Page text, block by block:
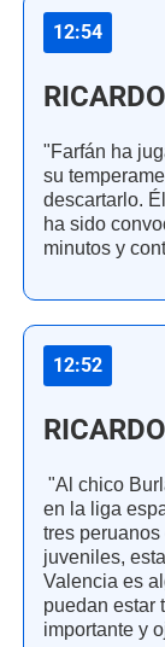
12:54
"Farfán ha
su
descartarlo.
ha sido
minutos y
12:52
"Al chico
en la liga
tres
juveniles,
Valencia es
puedan estar
importante y